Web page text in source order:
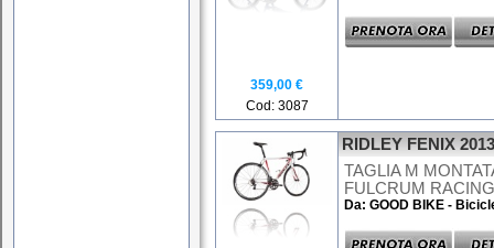
359,00 €
Cod: 3087
RIDLEY FENIX 2013
TAGLIA M
FULCRUM
Da: GOOD BIKE -